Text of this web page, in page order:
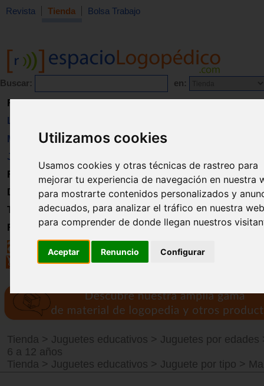
Utilizamos cookies
Usamos cookies y otras técnicas de rastreo para
mejorar tu experiencia de navegación en nuestra
para mostrarte contenidos personalizados y
adecuados, para analizar el tráfico en nuestra
para comprender de donde llegan nuestros
Aceptar Renuncio Configurar
Revista Tienda Bolsa Trabajo
Buscar: en:
Revista
Libros
Material
Juguetes
Formación
Directorio
Trabajo
Registro
Tienda > Juguetes educativos > Juguetes por edades
6 a 12 años
Tienda > Juguetes educativos > Juguete por tipo >